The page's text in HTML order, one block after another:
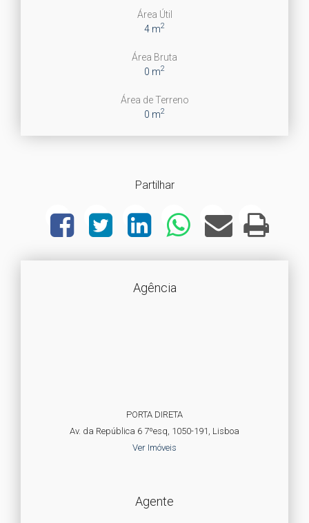
Área Útil
4 m2
Área Bruta
0 m2
Área de Terreno
0 m2
Partilhar
Agência
PORTA DIRETA
Av. da República 6 7ºesq, 1050-191, Lisboa
Ver Imóveis
Agente